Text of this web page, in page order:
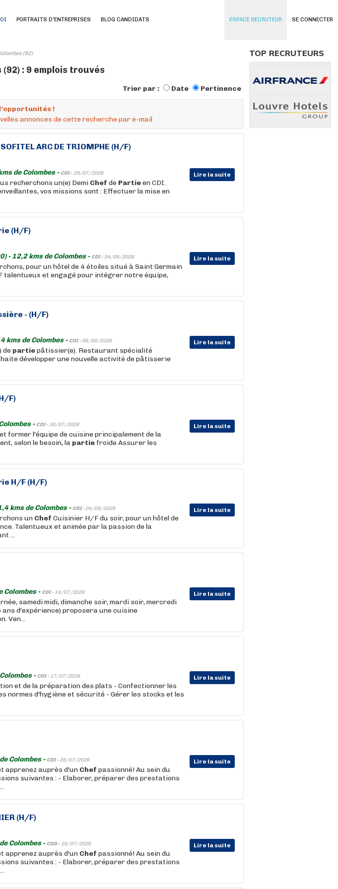
SE CONNECTER
PORTRAITS D'ENTREPRISES BLOG CANDIDATS ESPACE RECRUTEUR
(92)
: 9 emplois trouvés
Trier par : Date Pertinence
!
annonces de cette recherche par e-mail
ARC DE TRIOMPHE (H/F)
de Colombes - CDI - 29/07/2026 Lire la suite
recherchons un(e) Demi Chef de Partieen CDI.
vos missions sont : Effectuer la mise en
(H/F)
- 12,2 kms de Colombes - CDI - 04/08/2026 Lire la suite
pour un hôtel de 4 étoiles situé à Saint Germain
talentueux et engagé pour intégrer notre équipe,
- (H/F)
kms de Colombes - CDI - 06/08/2026 Lire la suite
de partiepâtissier(e). Restaurant spécialité
développer une nouvelle activité de pâtisserie
F)
- CDI - 30/07/2026 Lire la suite
former l'équipe de cuisine principalement de la
selon le besoin, la partie froide Assurer les
H/F (H/F)
kms de Colombes - CDI - 04/08/2026 Lire la suite
un Chef Cuisinier H/F du soir, pour un hôtel de
Talentueux et animée par la passion de la
...
Colombes - CDI - 18/07/2026 Lire la suite
samedi midi, dimanche soir, mardi soir, mercredi
ans d'expérience) proposera une cuisine
Ven...
- CDI - 17/07/2026 Lire la suite
et de la préparation des plats - Confectionner les
normes d'hygiène et sécurité - Gérer les stocks et les
Colombes - CDI - 28/07/2026 Lire la suite
apprenez auprès d'un Chef passionné! Au sein du
suivantes : - Elaborer, préparer des prestations
(H/F)
Colombes - CDD - 28/07/2026 Lire la suite
apprenez auprès d'un Chef passionné! Au sein du
suivantes : - Elaborer, préparer des prestations
TOP RECRUTEURS